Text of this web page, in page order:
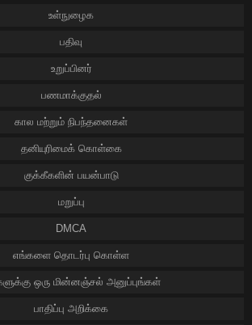
உள்நுழைக
பதிவு
உறுப்பினர்
பணமாக்குதல்
கால மற்றும் நிபந்தனைகள்
தனியுரிமைக் கொள்கை
குக்கீகளின் பயன்பாடு
மறுப்பு
DMCA
எங்களை தொடர்பு கொள்ள
ஒரு மின்னஞ்சல் அனுப்புங்கள்
பாதிப்பு அறிக்கை